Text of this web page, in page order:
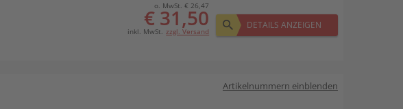
o. MwSt. € 26,47
€ 31,50
inkl. MwSt. zzgl. Versand
DETAILS ANZEIGEN
Artikelnummern einblenden